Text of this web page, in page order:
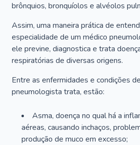
brônquios, bronquíolos e alvéolos
Assim, uma maneira prática de
especialidade de um médico
ele previne, diagnostica e trata
respiratórias de diversas origens.
Entre as enfermidades e condições
pneumologista trata, estão:
Asma, doença no qual há a
aéreas, causando inchaços,
produção de muco em excesso;